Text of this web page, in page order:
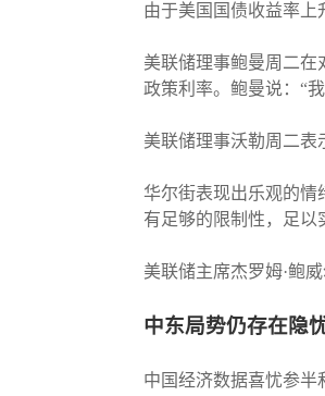
由于美国国债收益率上
美联储理事鲍曼周二在
政策利率。鲍曼说：“
美联储理事沃勒周二表
华尔街表现出乐观的情
有足够的限制性，足以
美联储主席杰罗姆·鲍
中东局势仍存在隐
中国经济数据喜忧参半